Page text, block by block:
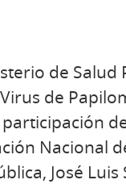
de Salud
de
Nacional
José